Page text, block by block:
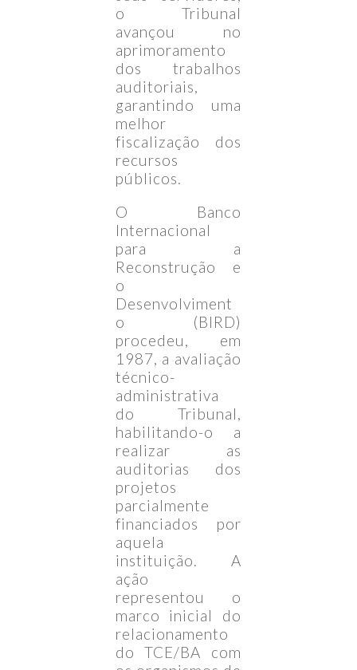
o Tribunal
avançou no
aprimoramento
dos trabalhos
auditoriais,
garantindo uma
melhor
fiscalização dos
recursos
públicos.
O Banco
Internacional
para a
Reconstrução e
o
Desenvolviment
o (BIRD)
procedeu, em
1987, a avaliação
técnico-
administrativa
do Tribunal,
habilitando-o a
realizar as
auditorias dos
projetos
parcialmente
financiados por
aquela
instituição. A
ação
representou o
marco inicial do
relacionamento
do TCE/BA com